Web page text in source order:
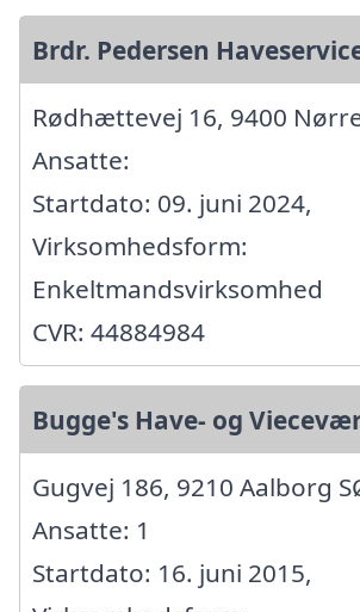
Brdr. Pedersen
Rødhættevej 16, 9400
Ansatte:
Startdato: 09. juni 2024,
Virksomhedsform:
Enkeltmandsvirksomhed
CVR: 44884984
Bugge's Have- og
Gugvej 186, 9210 Aalborg
Ansatte: 1
Startdato: 16. juni 2015,